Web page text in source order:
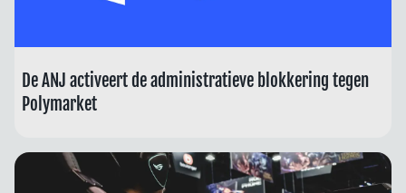
De ANJ activeert de administratieve blokkering tegen
Polymarket